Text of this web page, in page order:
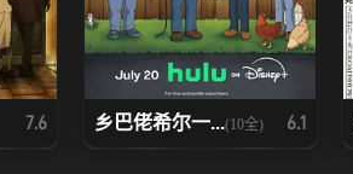
7.6 乡巴佬希尔一...(10全) 6.1